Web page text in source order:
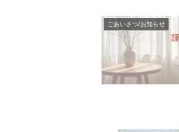
ごあいさつ/お知らせ